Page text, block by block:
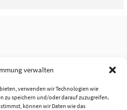
verwalten
verwenden wir Technologien wie
zu speichern und/oder darauf zuzugreifen.
können wir Daten wie das